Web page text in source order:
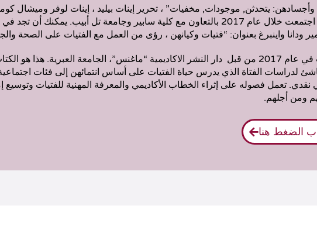
وأجسادهن: يتحدثن, موجودات, مخفيات” ، تحرير إينات بيليد ، إينات لوفر وميشال
مجموعة كتابة اجتمعت خلال عام 2017 بالتعاون مع كلية سابير وجامعة تل أبيب. يمكنك
ودانا واينبرغ بعنوان: “فتيات وكيانهن ، رؤى من العمل مع الفتيات على الصحة
تم نشر الكتاب في عام 2017 من قبل دار النشر الاكاديمية “ماغنس”، الجامعة العبرية. هذا هو
لدراسات الفتاة الذي يدرس حياة الفتيات على أساس انتمائهن إلى فئات
تعمل فصوله على إثراء الخطاب الأكاديمي والمعرفة المهنية للفتيات وتوسيع
ومن أجلهم.
الضغط هنا